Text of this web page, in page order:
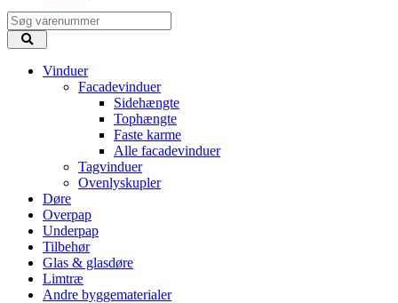
Vinduer
Facadevinduer
Sidehængte
Tophængte
Faste karme
Alle facadevinduer
Tagvinduer
Ovenlyskupler
Døre
Overpap
Underpap
Tilbehør
Glas & glasdøre
Limtræ
Andre byggematerialer